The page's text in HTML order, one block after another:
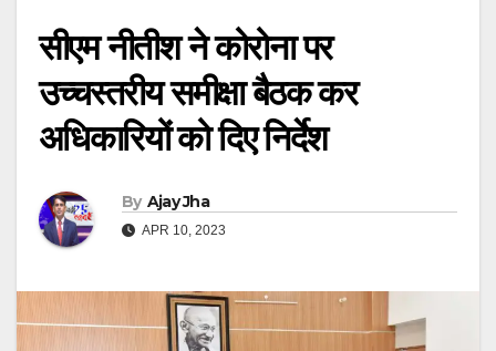
सीएम नीतीश ने कोरोना पर
उच्चस्तरीय समीक्षा बैठक कर
अधिकारियों को दिए निर्देश
By Ajay Jha
APR 10, 2023